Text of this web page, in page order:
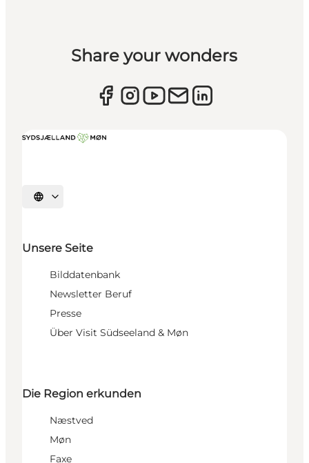
Share your wonders
Sprache auswählen
Unsere Seite
Bilddatenbank
Newsletter Beruf
Presse
Über Visit Südseeland & Møn
Die Region erkunden
Næstved
Møn
Faxe